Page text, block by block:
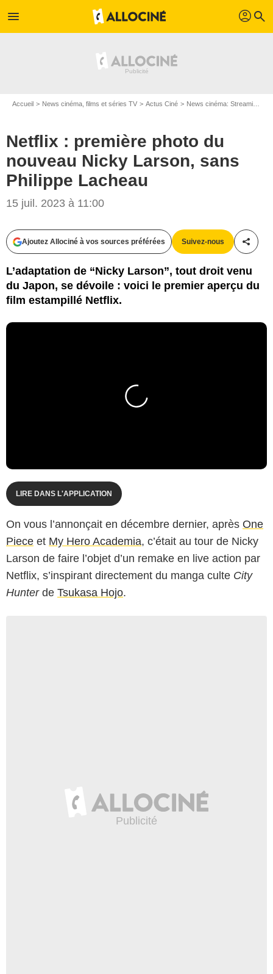
menu profil search
Accueil News cinéma, films et séries TV Actus Ciné News cinéma: Streaming
Netflix : première photo du
nouveau Nicky Larson, sans
Philippe Lacheau
15 juil. 2023 à 11:00
Ajoutez Allociné à vos sources préférées Suivez-nous
L’adaptation de “Nicky Larson”, tout droit venu
du Japon, se dévoile : voici le premier aperçu du
film estampillé Netflix.
LIRE DANS L'APPLICATION
On vous l’annonçait en décembre dernier, après One
Piece et My Hero Academia, c’était au tour de Nicky
Larson de faire l’objet d’un remake en live action par
Netflix, s’inspirant directement du manga culte City
Hunterde Tsukasa Hojo.